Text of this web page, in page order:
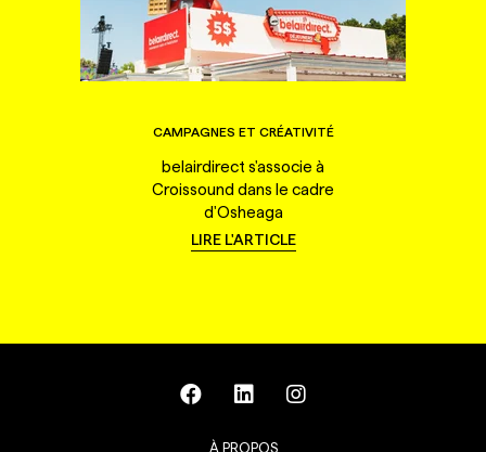
CAMPAGNES ET CRÉATIVITÉ
belairdirect s'associe à
Croissound dans le cadre
d'Osheaga
LIRE L'ARTICLE
À PROPOS